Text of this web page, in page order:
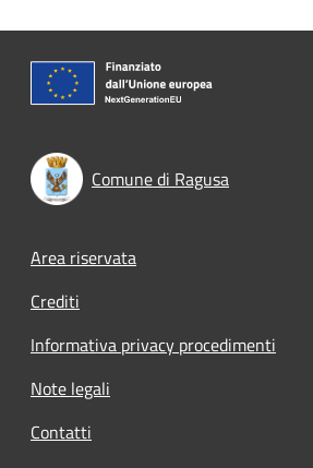
Comune di Ragusa
Footer menu
Area riservata
Crediti
Informativa privacy procedimenti
Note legali
Contatti